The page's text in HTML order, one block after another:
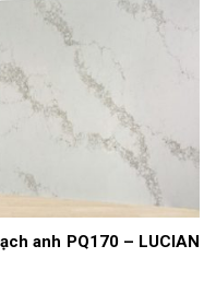
anh PQ170 – LUCIAN